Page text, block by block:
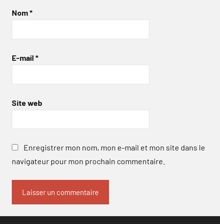
Nom*
E-mail *
Site web
Enregistrer mon nom, mon e-mail et mon site dans le
navigateur pour mon prochain commentaire.